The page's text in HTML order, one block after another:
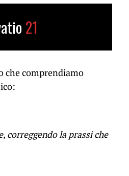
21
che comprendiamo
correggendo la prassi che